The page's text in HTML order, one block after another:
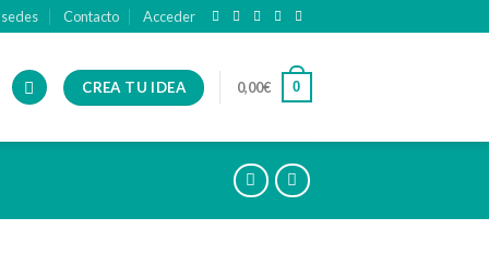
Contacto Acceder
CREA TU IDEA 0,00€ 0